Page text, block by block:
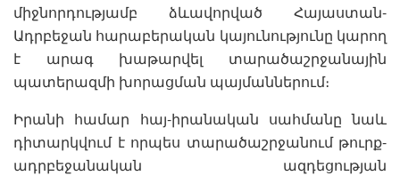
միջնորդությամբ ձևավորված Հայաստան-
Ադրբեջան հարաբերական կայունությունը կարող
է արագ խաթարվել տարածաշրջանային
պատերազմի խորացման պայմաններում։
Իրանի համար հայ-իրանական սահմանը նաև
դիտարկվում է որպես տարածաշրջանում թուրք-
ադրբեջանական ազդեցության